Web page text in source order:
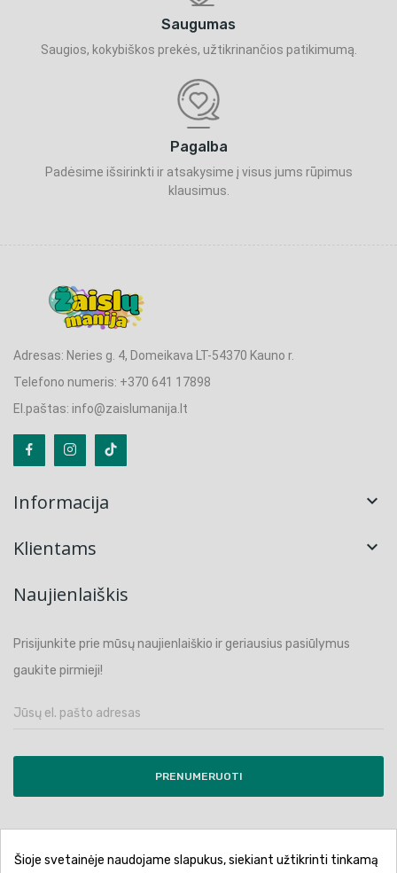
Saugumas
Saugios, kokybiškos prekės, užtikrinančios patikimumą.
Pagalba
Padėsime išsirinkti ir atsakysime į visus jums rūpimus
klausimus.
Adresas: Neries g. 4, Domeikava LT-54370 Kauno r.
Telefono numeris: +370 641 17898
El.paštas: info@zaislumanija.lt
Informacija 
Klientams 
Naujienlaiškis
Prisijunkite prie mūsų naujienlaiškio ir geriausius pasiūlymus
gaukite pirmieji!
PRENUMERUOTI
Šioje svetainėje naudojame slapukus, siekiant užtikrinti tinkamą